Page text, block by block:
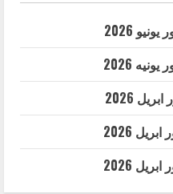
2026
2026
2026
2026
2026